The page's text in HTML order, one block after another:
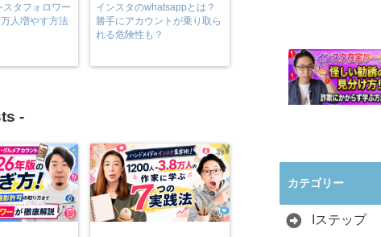
スタフォロワー
人増やす方法
インスタのwhatsappとは？
勝手にアカウントが乗り取ら
れる危険性も？
-
カテゴリー
Iステップ